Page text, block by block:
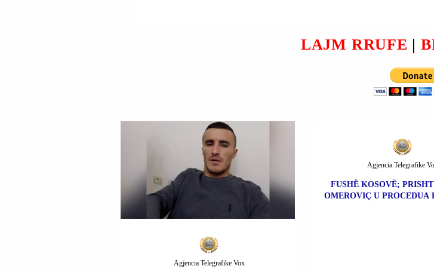
LAJM RRUFE |
Agjencia Telegrafike Vox
FUSHË KOSOVË;
OMEROVIÇ U PROCEDUA
Agjencia Telegrafike